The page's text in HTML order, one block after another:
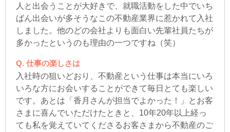
人と出会うことが大好きで、就職活動をした中でいち
ばん出会いが多そうなこの不動産業界に惹かれて入社
しました。他のどの会社よりも面白い先輩社員たちが
多かったというのも理由の一つですね（笑）
仕事の楽しさは
入社時の狙いどおり、不動産という仕事は本当にいろ
いろな方にお会いすることができて毎日とても楽しい
です。あとは「香月さんが担当でよかった！」とお客
さまに喜んでいただけたときと、10年20年以上経っ
ても私を覚えていてくださるお客さまから不動産のご